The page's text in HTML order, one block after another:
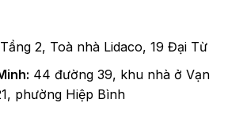
Tầng 2, Toà nhà Lidaco, 19 Đại Từ
44 đường 39, khu nhà ở Vạn
phường Hiệp Bình